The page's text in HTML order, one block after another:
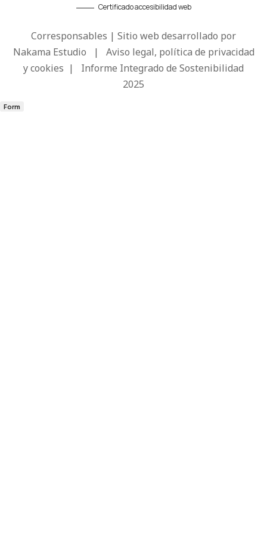
Certificado accesibilidad web
Corresponsables | Sitio web desarrollado por
Nakama Estudio | Aviso legal, política de privacidad
y cookies | Informe Integrado de Sostenibilidad
2025
Form